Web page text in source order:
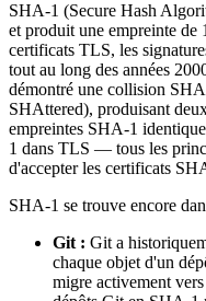
SHA-1 (Secure Hash
et produit une empreinte de
certificats TLS, les
tout au long des années
démontré une collision
SHAttered), produisant
empreintes SHA-1
1 dans TLS — tous les
d'accepter les certificats
SHA-1 se trouve encore
Git : Git a
chaque objet d'un
migre activement